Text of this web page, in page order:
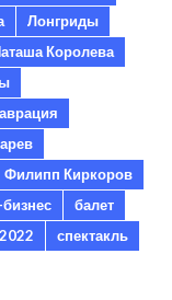
Лонгриды
Королева
Филипп Киркоров
балет
спектакль